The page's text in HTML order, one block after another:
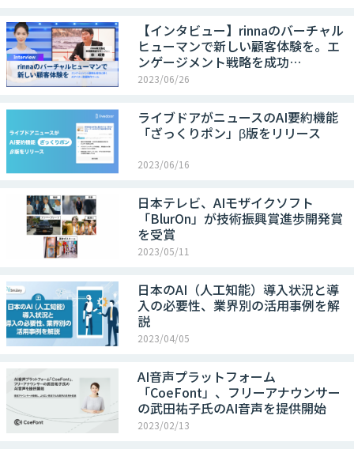
【インタビュー】rinnaのバーチャル
ヒューマンで新しい顧客体験を。エ
ンゲージメント戦略を成功…
2023/06/26
ライブドアがニュースのAI要約機能
「ざっくりポン」β版をリリース
2023/06/16
日本テレビ、AIモザイクソフト
「BlurOn」が技術振興賞進歩開発賞
を受賞
2023/05/11
日本のAI（人工知能）導入状況と導
入の必要性、業界別の活用事例を解
説
2023/04/05
AI音声プラットフォーム
「CoeFont」、フリーアナウンサー
の武田祐子氏のAI音声を提供開始
2023/02/13